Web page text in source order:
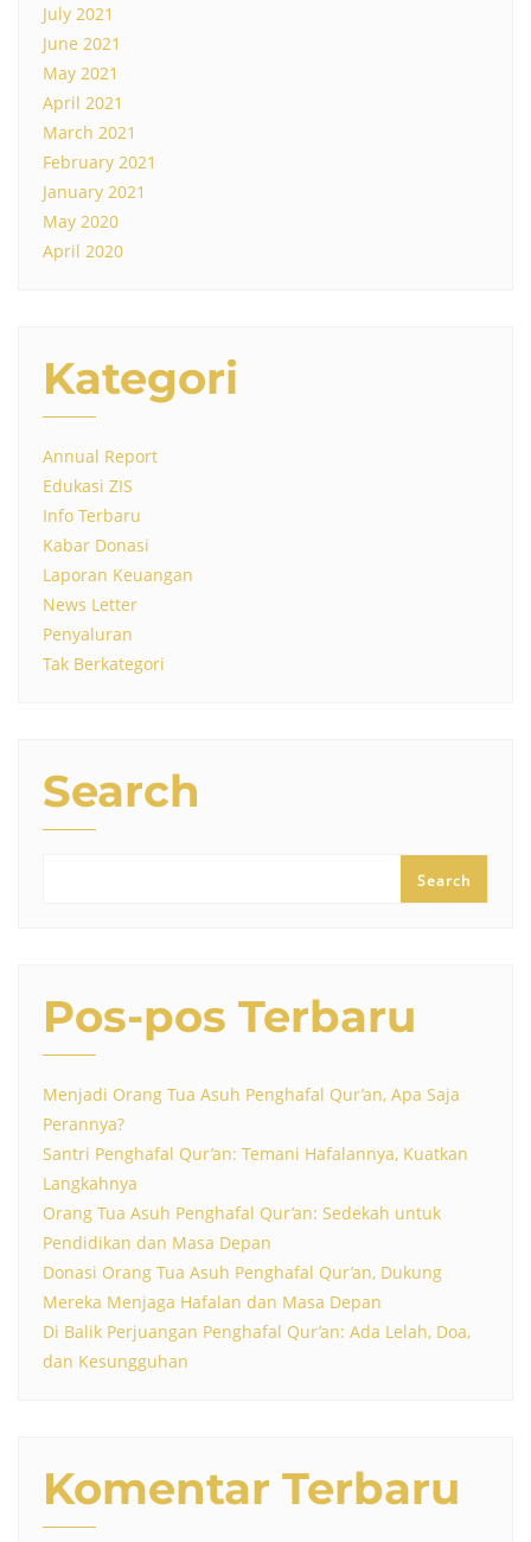
July 2021
June 2021
May 2021
April 2021
March 2021
February 2021
January 2021
May 2020
April 2020
Kategori
Annual Report
Edukasi ZIS
Info Terbaru
Kabar Donasi
Laporan Keuangan
News Letter
Penyaluran
Tak Berkategori
Search
Search
Pos-pos Terbaru
Menjadi Orang Tua Asuh Penghafal Qur’an, Apa Saja
Perannya?
Santri Penghafal Qur’an: Temani Hafalannya, Kuatkan
Langkahnya
Orang Tua Asuh Penghafal Qur’an: Sedekah untuk
Pendidikan dan Masa Depan
Donasi Orang Tua Asuh Penghafal Qur’an, Dukung
Mereka Menjaga Hafalan dan Masa Depan
Di Balik Perjuangan Penghafal Qur’an: Ada Lelah, Doa,
dan Kesungguhan
Komentar Terbaru